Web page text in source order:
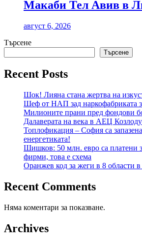
Макаби Тел Авив в
август 6, 2026
Търсене
Търсене
Recent Posts
Шок! Лияна стана жертва на
Шеф от НАП зад наркофабриката
Милионите прани пред фондови
Далаверата на века в АЕЦ
Топлофикация – София са
енергетиката!
Шишков: 50 млн. евро са платени
фирми, това е схема
Оранжев код за жеги в 8 области в
Recent Comments
Няма коментари за показване.
Archives